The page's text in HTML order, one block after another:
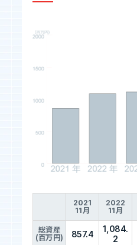
2021
11月
2022
11月
総資産
(百万円)
857.4
1,084.
2